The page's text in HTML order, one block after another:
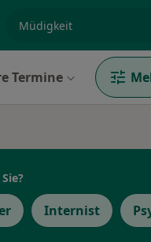
Termine
Internist